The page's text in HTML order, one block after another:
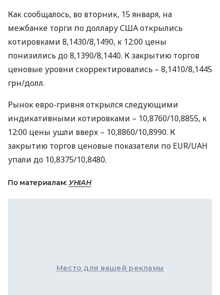
Как сообщалось, во вторник, 15 января, на
межбанке торги по долларуСШАоткрылись
котировками 8,1430/8,1490, к 12:00 цены
понизились до 8,1390/8,1440. К закрытию торгов
ценовые уровни скорректировались – 8,1410/8,1445
грн/долл.
Рынок евро-гривня открылся следующими
индикативными котировками – 10,8760/10,8855, к
12:00 цены ушли вверх – 10,8860/10,8990. К
закрытию торгов ценовые показатели по EUR/UAH
упали до 10,8375/10,8480.
По материалам: УНІАН
Место для вашей рекламы